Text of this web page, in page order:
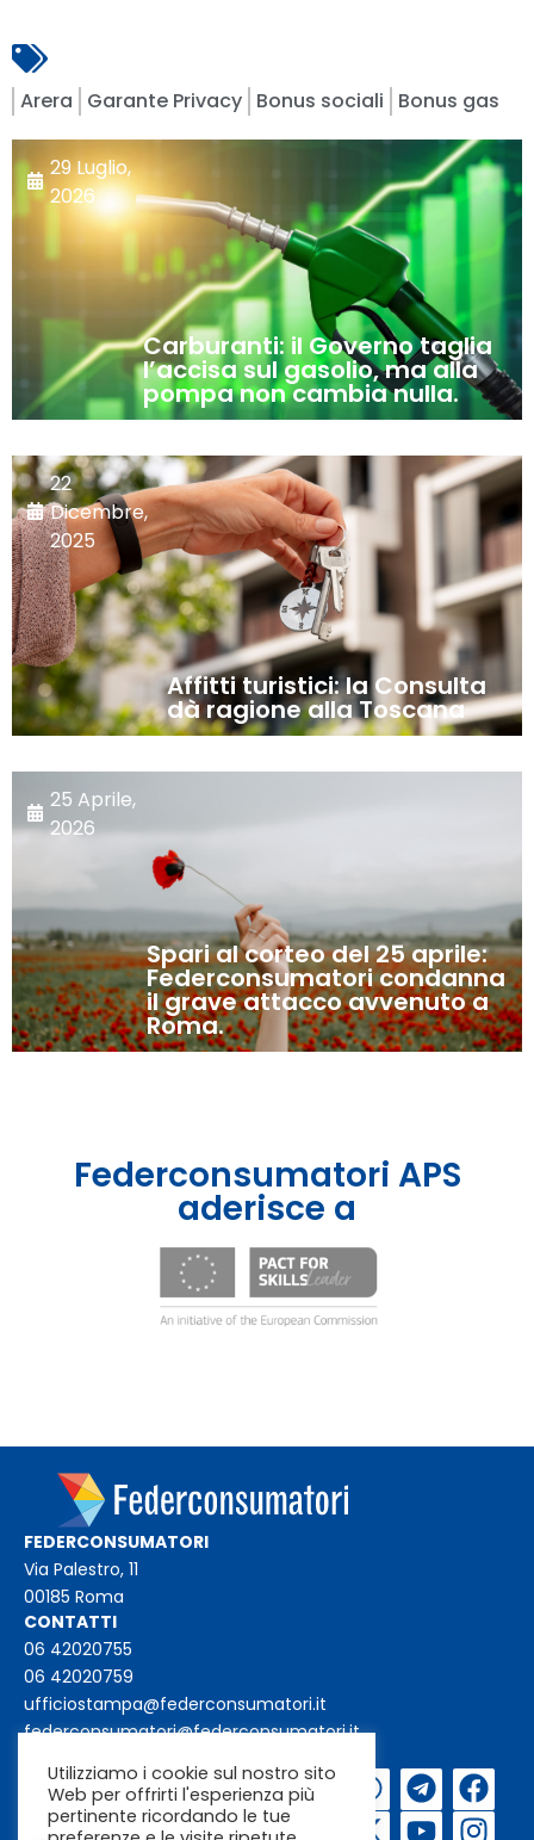
Arera Garante Privacy Bonus sociali Bonus gas
29 Luglio,
2026
Carburanti: il Governo taglia
l’accisa sul gasolio, ma alla
pompa non cambia nulla.
22
Dicembre,
2025
Affitti turistici: la Consulta
dà ragione alla Toscana
25 Aprile,
2026
Spari al corteo del 25 aprile:
Federconsumatori condanna
il grave attacco avvenuto a
Roma.
Federconsumatori APS
aderisce a
FEDERCONSUMATORI
Via Palestro, 11
00185 Roma
CONTATTI
06 42020755
06 42020759
ufficiostampa@federconsumatori.it
federconsumatori@federconsumatori.it
Iscriviti alla
newsletter
Utilizziamo i cookie sul nostro sito
Web per offrirti l'esperienza più
pertinente ricordando le tue